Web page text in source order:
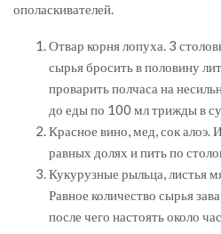
ополаскивателей.
Отвар корня лопуха. 3
сырья бросить в половину
проварить полчаса на
до еды по 100 мл трижды в
Красное вино, мед, сок алоэ.
равных долях и пить по
Кукурузные рыльца, листья
Равное количество сырья
после чего настоять около